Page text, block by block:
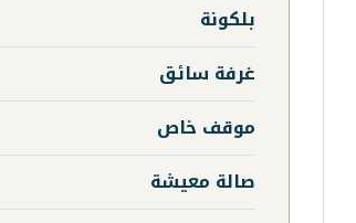
بلكونة
غرفة سائق
موقف خاص
صالة معيشة